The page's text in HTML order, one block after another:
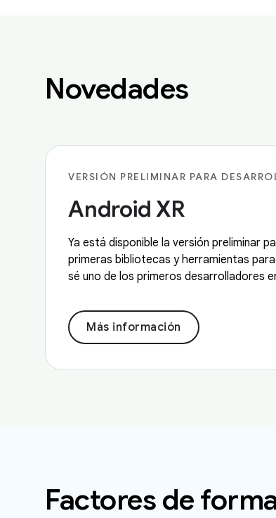
Novedades
VERSIÓN PRELIMINAR PARA
Android XR
Ya está disponible la versión preliminar
primeras bibliotecas y herramientas
sé uno de los primeros desarrolladores
Más información
Factores de